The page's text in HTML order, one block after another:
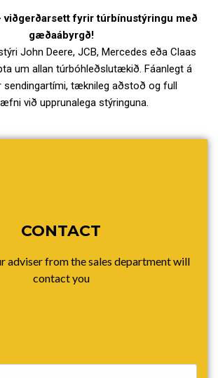
viðgerðarsett fyrir túrbínustýringu með
gæðaábyrgð!
John Deere, JCB, Mercedes eða Claas
um allan túrbóhleðslutækið. Fáanlegt á
sendingartími, tæknileg aðstoð og full
við upprunalega stýringuna.
CONTACT
adviser from the sales department will
contact you